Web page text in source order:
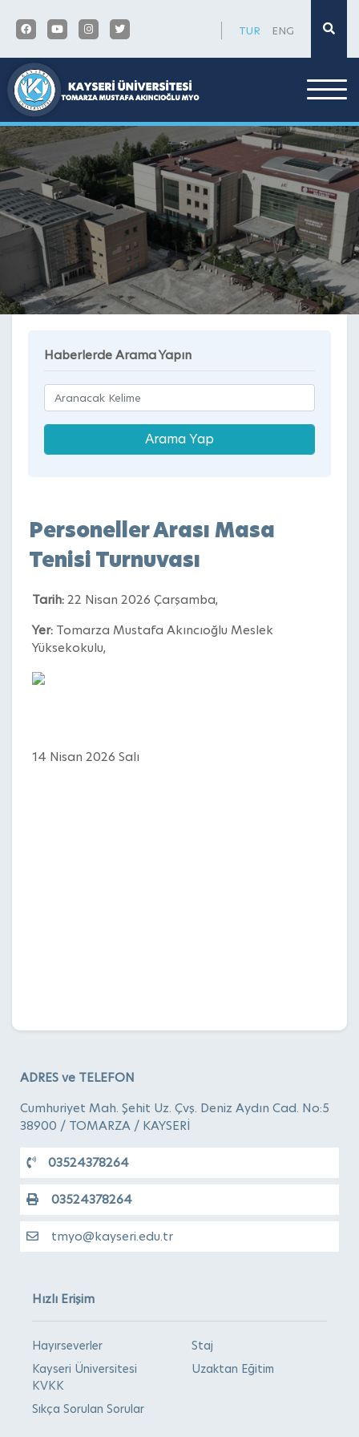
×
TUR ENG
Haberlerde Arama Yapın
Personeller Arası Masa
Tenisi Turnuvası
Tarih:22 Nisan 2026 Çarşamba,
Yer: Tomarza Mustafa Akıncıoğlu Meslek
Yüksekokulu,
14 Nisan 2026 Salı
ADRES ve TELEFON
Cumhuriyet Mah. Şehit Uz. Çvş. Deniz Aydın Cad. No:5
38900 / TOMARZA / KAYSERİ
03524378264
03524378264
tmyo@kayseri.edu.tr
Hızlı Erişim
Hayırseverler
Staj
Kayseri Üniversitesi
KVKK
Uzaktan Eğitim
Sıkça Sorulan Sorular